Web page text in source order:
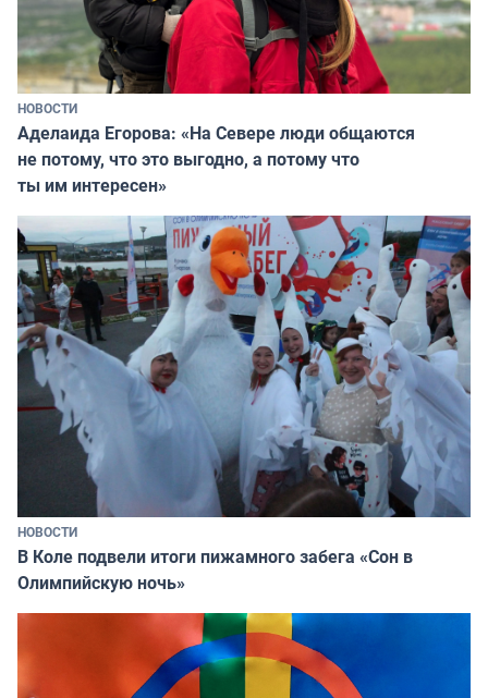
НОВОСТИ
Аделаида Егорова: «На Севере люди общаются
не потому, что это выгодно, а потому что
ты им интересен»
НОВОСТИ
В Коле подвели итоги пижамного забега «Сон в
Олимпийскую ночь»